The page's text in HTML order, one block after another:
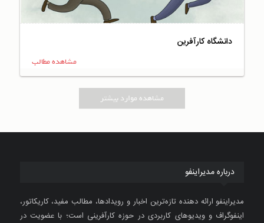
دانشگاه کارآفرین
مشاهده مطالب
مشاهده موارد بیشتر
درباره مدیراینفو
مدیراینفو ارائه دهنده تازه‌ترین اخبار و رویدادها، مطالب مفید، کاریکاتور،
اینفوگراف و ویدیوهای کاربردی در حوزه کارآفرینی است؛ با عضویت در